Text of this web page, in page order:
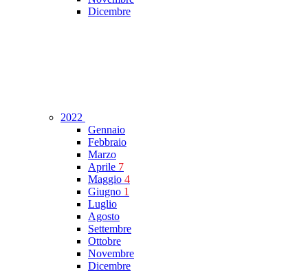
Dicembre
2022
Gennaio
Febbraio
Marzo
Aprile 7
Maggio 4
Giugno 1
Luglio
Agosto
Settembre
Ottobre
Novembre
Dicembre